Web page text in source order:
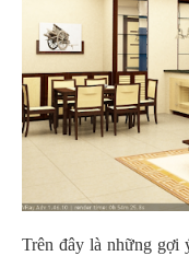
Trên đây là những gợi